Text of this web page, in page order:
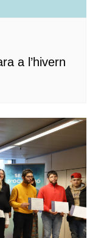
a l’hivern